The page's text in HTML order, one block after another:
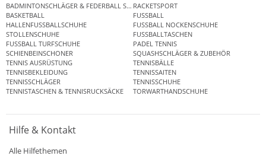
BADMINTONSCHLÄGER & FEDERBALL SETSRACKETSPORT
BASKETBALL
FUSSBALL
HALLENFUSSBALLSCHUHE
FUSSBALL NOCKENSCHUHE
STOLLENSCHUHE
FUSSBALLTASCHEN
FUSSBALL TURFSCHUHE
PADEL TENNIS
SCHIENBEINSCHONER
SQUASHSCHLÄGER & ZUBEHÖR
TENNIS AUSRÜSTUNG
TENNISBÄLLE
TENNISBEKLEIDUNG
TENNISSAITEN
TENNISSCHLÄGER
TENNISSCHUHE
TENNISTASCHEN & TENNISRUCKSÄCKE
TORWARTHANDSCHUHE
Hilfe & Kontakt
Alle Hilfethemen